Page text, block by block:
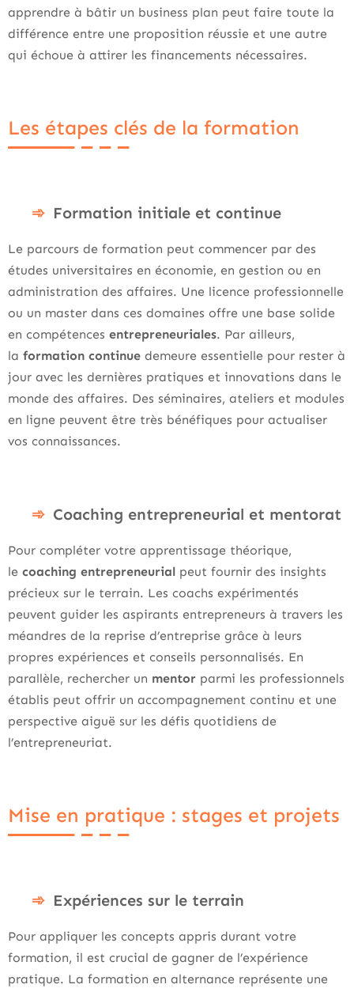
apprendre à bâtir un business plan peut faire toute la
différence entre une proposition réussie et une autre
qui échoue à attirer les financements nécessaires.
Les étapes clés de la formation
Formation initiale et continue
Le parcours de formation peut commencer par des
études universitaires en économie, en gestion ou en
administration des affaires. Une licence professionnelle
ou un master dans ces domaines offre une base solide
en compétences entrepreneuriales. Par ailleurs,
la formation continue demeure essentielle pour rester à
jour avec les dernières pratiques et innovations dans le
monde des affaires. Des séminaires, ateliers et modules
en ligne peuvent être très bénéfiques pour actualiser
vos connaissances.
Coaching entrepreneurial et mentorat
Pour compléter votre apprentissage théorique,
le coaching entrepreneurial peut fournir des insights
précieux sur le terrain. Les coachs expérimentés
peuvent guider les aspirants entrepreneurs à travers les
méandres de la reprise d’entreprise grâce à leurs
propres expériences et conseils personnalisés. En
parallèle, rechercher un mentor parmi les professionnels
établis peut offrir un accompagnement continu et une
perspective aiguë sur les défis quotidiens de
l’entrepreneuriat.
Mise en pratique : stages et projets
Expériences sur le terrain
Pour appliquer les concepts appris durant votre
formation, il est crucial de gagner de l’expérience
pratique. La formation en alternance représente une